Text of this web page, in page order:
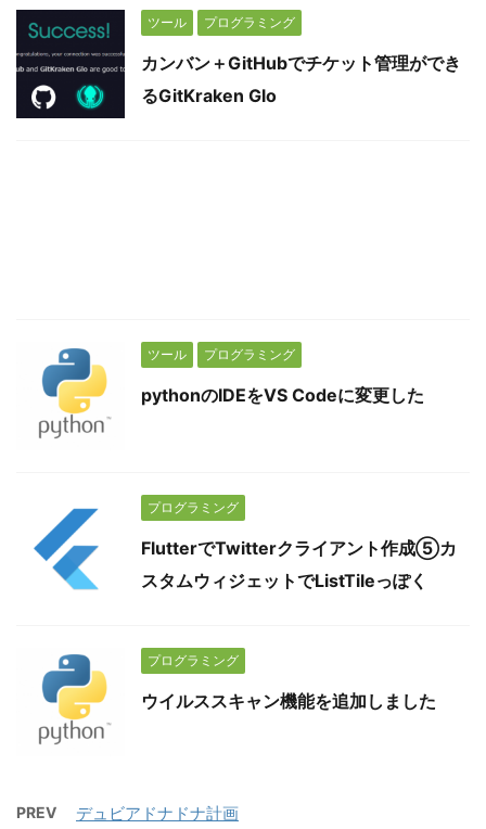
ツール プログラミング
カンバン＋GitHubでチケット管理ができ
るGitKraken Glo
ツール プログラミング
pythonのIDEをVS Codeに変更した
プログラミング
FlutterでTwitterクライアント作成⑤カ
スタムウィジェットでListTileっぽく
プログラミング
ウイルススキャン機能を追加しました
PREV デュビアドナドナ計画